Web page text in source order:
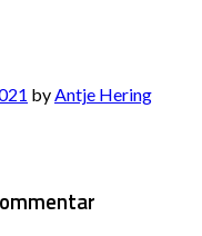
byAntje Hering